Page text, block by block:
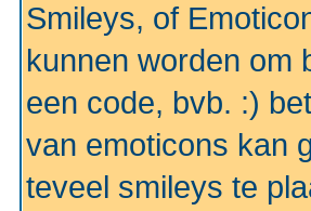
Smileys, of
kunnen worden om
een code, bvb. :)
van emoticons kan
teveel smileys te